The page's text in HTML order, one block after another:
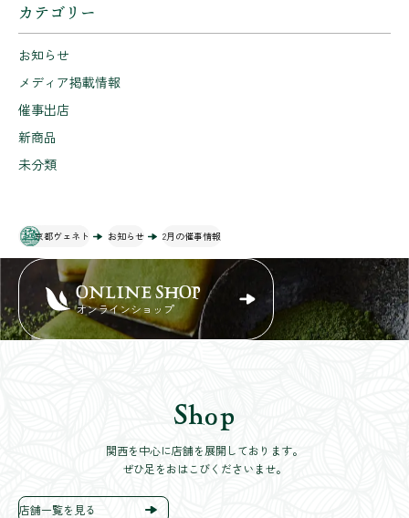
カテゴリー
お知らせ
メディア掲載情報
催事出店
新商品
未分類
京都ヴェネト お知らせ 2月の催事情報
ONLINE SHOP
オンラインショップ
Shop
関西を中心に店舗を展開しております。
ぜひ足をおはこびくださいませ。
店舗一覧を見る